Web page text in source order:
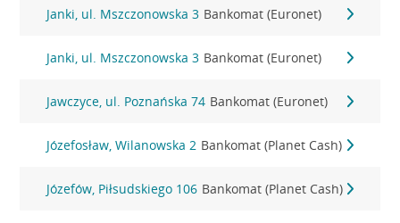
Janki, ul. Mszczonowska 3 Bankomat (Euronet)
Janki, ul. Mszczonowska 3 Bankomat (Euronet)
Jawczyce, ul. Poznańska 74 Bankomat (Euronet)
Józefosław, Wilanowska 2 Bankomat (Planet Cash)
Józefów, Piłsudskiego 106 Bankomat (Planet Cash)